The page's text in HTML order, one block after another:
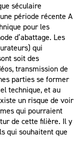
séculaire
période récente A
pour les
d’abattage. Les
qui
soit des
transmission de
parties se former
technique, et au
un risque de voir
qui pourraient
de cette filière. Il y
qui souhaitent que